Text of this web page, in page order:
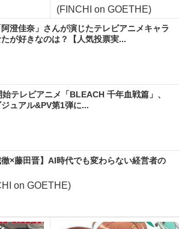
(FINCHI on GOETHE)
澄佳奈」さんが演じたテレビアニメキャラ
が好きなのは？【人気投票実...
始テレビアニメ「BLEACH 千年血戦篇」、
ュアル&PV第1弾に...
徹×藤田晋】AI時代でも変わらない経営者の
on GOETHE)